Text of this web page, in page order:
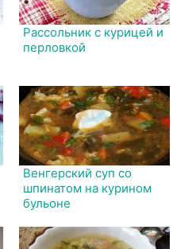
Рассольник с курицей и
перловкой
Венгерский суп со
шпинатом на курином
бульоне